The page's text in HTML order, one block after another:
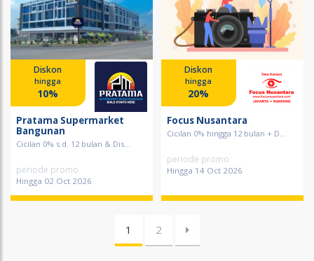
Diskon
hingga
10%
Pratama Supermarket
Bangunan
Cicilan 0% s.d. 12 bulan & Dis...
periode promo
Hingga 02 Oct 2026
Diskon
hingga
20%
Focus Nusantara
Cicilan 0% hingga 12 bulan + D...
periode promo
Hingga 14 Oct 2026
1 2